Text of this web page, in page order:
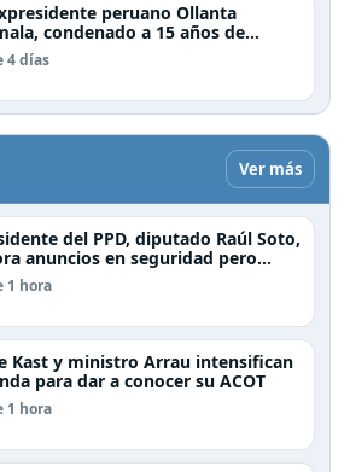
peruano Ollanta
condenado a 15 años de
sale libre al anularse su caso
4 días
Ver más
del PPD, diputado Raúl Soto,
anuncios en seguridad pero
ausencia clave: alzamiento del
bancario
1 hora
Kast y ministro Arrau intensifican
para dar a conocer su ACOT
1 hora